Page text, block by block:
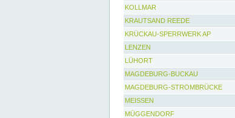
KOLLMAR
KRAUTSAND REEDE
KRÜCKAU-SPERRWERK AP
LENZEN
LÜHORT
MAGDEBURG-BUCKAU
MAGDEBURG-STROMBRÜCKE
MEISSEN
MÜGGENDORF